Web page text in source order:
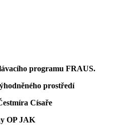
programu FRAUS.
prostředí
Císaře
OP JAK